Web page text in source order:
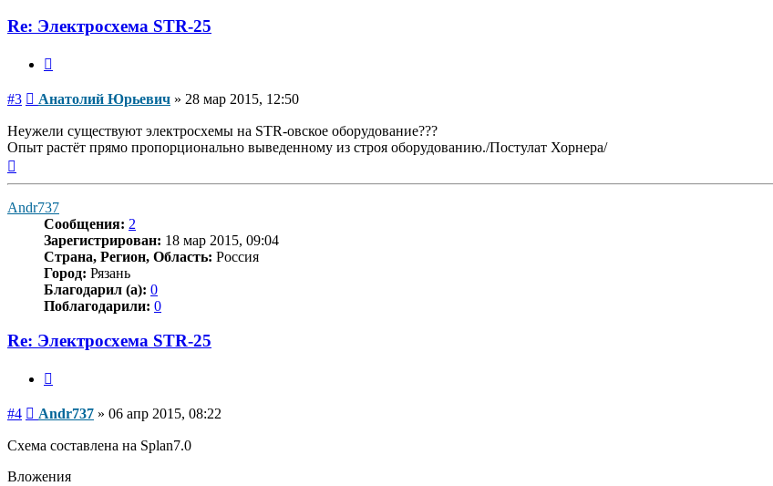
Re: Электросхема STR-25
#3 Сообщение
Анатолий Юрьевич » 28 мар 2015, 12:50
Неужели существуют электросхемы на STR-овское оборудование???
Опыт растёт прямо пропорционально выведенному из строя оборудованию./Постулат Хорнера/
Andr737
Сообщения: 2
Зарегистрирован: 18 мар 2015, 09:04
Страна, Регион, Область: Россия
Город: Рязань
Благодарил (а): 0
Поблагодарили: 0
Re: Электросхема STR-25
#4 Сообщение
Andr737 » 06 апр 2015, 08:22
Схема составлена на Splan7.0
Вложения